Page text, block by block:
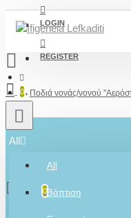
LOGIN
REGISTER
0
All
All
Βάπτιση
0 προϊόν(τα) - 0,00€
0
Ποδιά νονάς/νονού